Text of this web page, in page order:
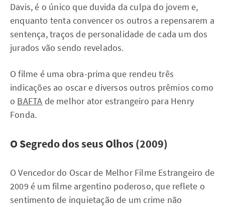
Davis, é o único que duvida da culpa do jovem e,
enquanto tenta convencer os outros a repensarem a
sentença, traços de personalidade de cada um dos
jurados vão sendo revelados.
O filme é uma obra-prima que rendeu três
indicações ao oscar e diversos outros prêmios como
o BAFTA de melhor ator estrangeiro para Henry
Fonda.
O Segredo dos seus Olhos (2009)
O Vencedor do Oscar de Melhor Filme Estrangeiro de
2009 é um filme argentino poderoso, que reflete o
sentimento de inquietação de um crime não